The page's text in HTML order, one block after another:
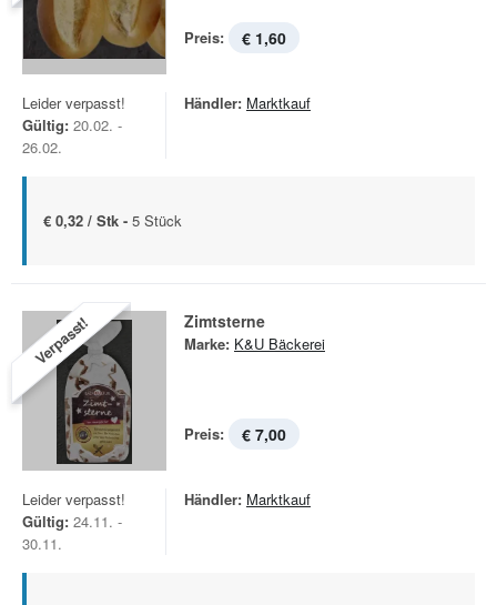
Preis: € 1,60
Leider verpasst!
Gültig: 20.02. -
26.02.
Händler: Marktkauf
€ 0,32 / Stk - 5 Stück
Verpasst! Zimtsterne
Marke: K&U Bäckerei
Preis: € 7,00
Leider verpasst!
Gültig: 24.11. -
30.11.
Händler: Marktkauf